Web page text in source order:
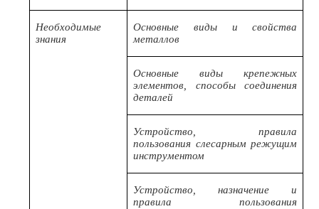
Необходимые
знания
Основные виды и свойства
металлов
Основные виды крепежных
элементов, способы соединения
деталей
Устройство, правила
пользования слесарным режущим
инструментом
Устройство, назначение и
правила пользования